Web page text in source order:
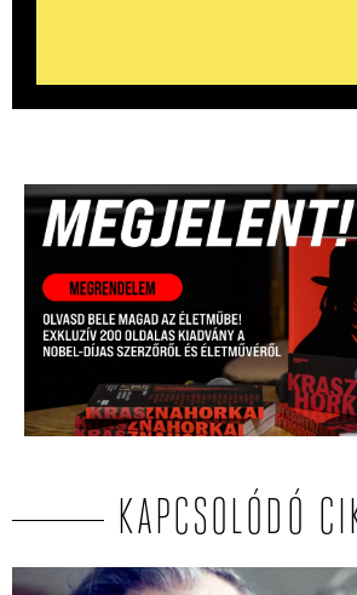
KAPCSOLÓDÓ